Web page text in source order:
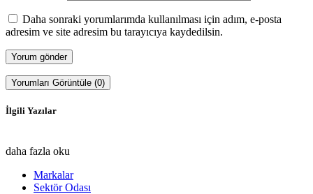
Daha sonraki yorumlarımda kullanılması için adım, e-posta
adresim ve site adresim bu tarayıcıya kaydedilsin.
Yorumları Görüntüle (0)
İlgili Yazılar
daha fazla oku
Markalar
Sektör Odası